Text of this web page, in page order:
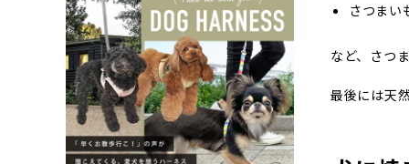
さつまい
など、さつ
最後には天